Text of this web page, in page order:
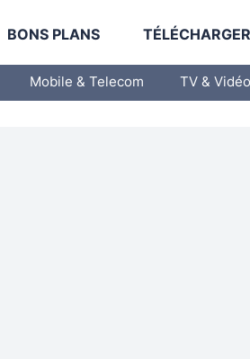
BONS PLANS
Mobile & Telecom TV & Vidéo